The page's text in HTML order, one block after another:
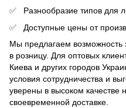
Разнообразие типов для
Доступные цены от
Мы предлагаем возможность
в розницу. Для оптовых
Киева и других городов
условия сотрудничества и
уверены в высоком качестве
своевременной доставке.